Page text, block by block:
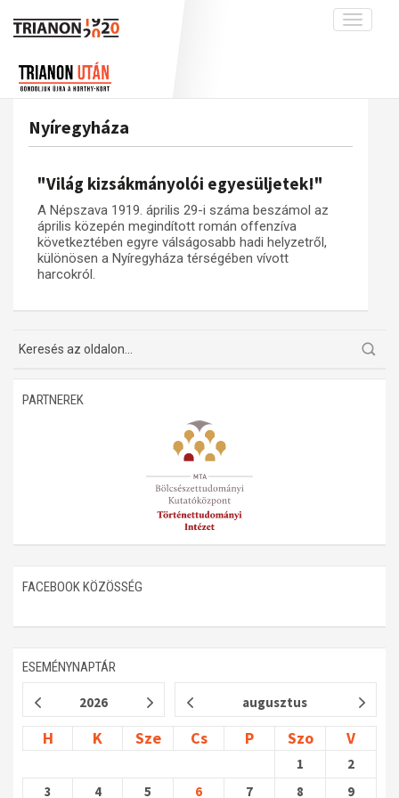
Toggle
A békerendszer megszilárdulása
Utókor és emlékezet
Galéria
Adatbázis
Emlékművek (feltöltés alatt)
Visszhang
Kapcsolat
Műhelymunkák
Nyíregyháza
"Világ kizsákmányolói egyesüljetek!"
A Népszava 1919. április 29-i száma beszámol az
április közepén megindított román offenzíva
következtében egyre válságosabb hadi helyzetről,
különösen a Nyíregyháza térségében vívott
harcokról.
PARTNEREK
FACEBOOK KÖZÖSSÉG
ESEMÉNYNAPTÁR
2026 augusztus
H K Sze Cs P Szo V
1
2
3
4 5 6 7 8 9